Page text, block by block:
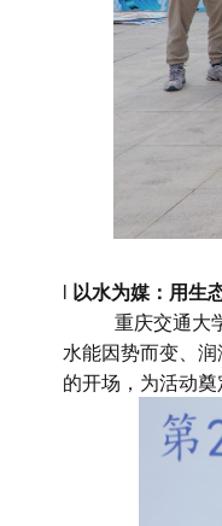
l 以水为媒：用生
重庆交通大
水能因势而变、
的开场，为活动